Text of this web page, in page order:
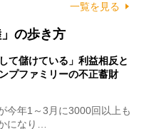
一覧を見る
の歩き方
て儲けている」利益相反と
プファミリーの不正蓄財
今年1～3月に3000回以上も
になり…